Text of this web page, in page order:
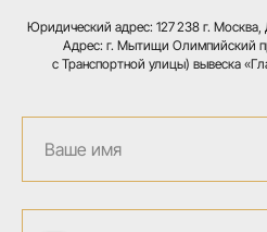
Юридический адрес: 127 238 г.
Адрес: г. Мытищи Олимпийский
с Транспортной улицы) вывеска